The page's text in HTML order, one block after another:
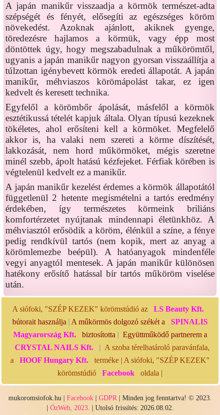
A japán manikűr visszaadja a körmök természet-adta
szépségét és fényét, elősegíti az egészséges köröm
növekedést. Azoknak ajánlott, akiknek gyenge,
töredezésre hajlamos a körmük, vagy épp most
döntöttek úgy, hogy megszabadulnak a műkörömtől,
ugyanis a japán manikűr nagyon gyorsan visszaállítja a
túlzottan igénybevett körmök eredeti állapotát. A japán
manikűr, méhviaszos körömápolást takar, ez igen
kedvelt és keresett technika.
Egyfelől a körömbőr ápolását, másfelől a körmök
esztétikussá tételét kapjuk általa. Olyan típusú kezeknek
tökéletes, ahol erősíteni kell a körmöket. Megfelelő
akkor is, ha valaki nem szereti a körme díszítését,
lakkozását, nem hord műkörmöket, mégis szeretne
minél szebb, ápolt hatású kézfejeket. Férfiak körében is
végtelenül kedvelt ez a manikűr.
A japán manikűr kezelést érdemes a körmök állapotától
függetlenül 2 hetente megismételni a tartós eredmény
érdekében, így természetes körmeink briliáns
komfortérzetet nyújtanak mindennapi életünkhöz. A
méhviasztól erősödik a köröm, élénkül a színe, a fénye
pedig rendkívül tartós (nem kopik, mert az anyag a
körömlemezbe beépül). A hatóanyagok mindenféle
vegyi anyagtól mentesek. A japán manikűr különösen
hatékony erősítő hatással bír tartós műköröm viselése
után.
A siófoki, "SZÉP KEZEK" körömstúdió az
LS Beauty Kft.
bútorait használja | A műkörmös dolgozó székét a
SPINALIS
Magyarország Kft.
biztosította | Együttműködő partnerem a
CRYSTAL NAILS Kft.
| A szoba térelhatároló paravánfala,
a
HOOF Hungary Kft.
terméke | A siófoki, "SZÉP KEZEK"
körömstúdió
Facebook oldala |
mukoromsiofok.hu | Facebook GDPR | Minden jog fenntartva! © 2023.
ÓzWeb, 2023. | Utolsó frissítés: 2026.08.02.